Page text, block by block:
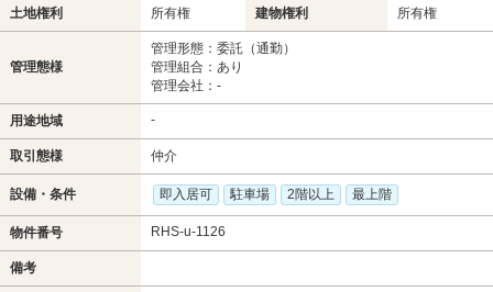
土地権利 所有権 建物権利 所有権
管理態様
管理形態：委託（通勤）
管理組合：あり
管理会社：-
用途地域 -
取引態様 仲介
設備・条件 即入居可 駐車場 2階以上 最上階
物件番号 RHS-u-1126
備考